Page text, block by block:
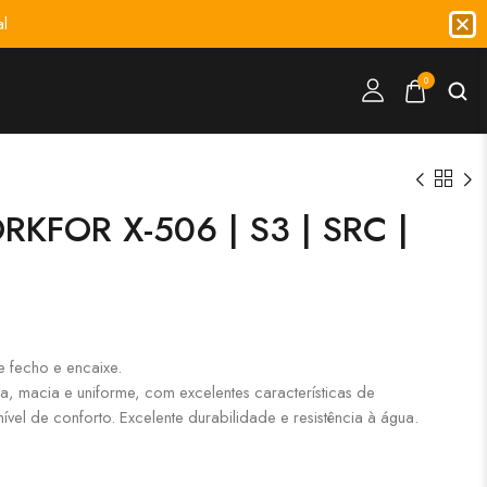
0
X-506 | S3 | SRC |
fecho e encaixe.
macia e uniforme, com excelentes características de
de conforto. Excelente durabilidade e resistência à água.